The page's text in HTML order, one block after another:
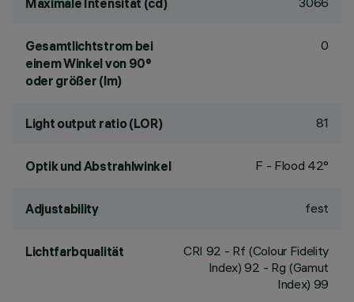
Maximale Intensität (cd)
Gesamtlichtstrom bei
einem Winkel von 90°
oder größer (lm)
0
Light output ratio (LOR) 81
Optik und Abstrahlwinkel F - Flood 42°
Adjustability fest
Lichtfarbqualität CRI 92 - Rf (Colour Fidelity
Index) 92 - Rg (Gamut
Index) 99